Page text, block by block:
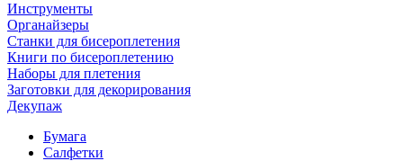
Инструменты
Органайзеры
Станки для бисероплетения
Книги по бисероплетению
Наборы для плетения
Заготовки для декорирования
Декупаж
Бумага
Салфетки